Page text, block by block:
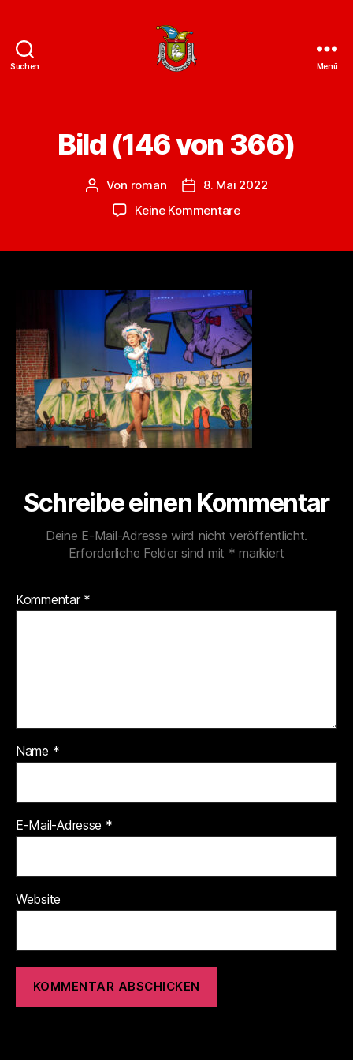
Suchen Menü
Bild (146 von 366)
Beitragsautor
Von roman Veröffentlichungsdatum
8. Mai 2022
Keine Kommentarezu
Schreibe einen Kommentar
Deine E-Mail-Adresse wird nicht veröffentlicht.
Erforderliche Felder sind mit * markiert
Kommentar *
Name *
E-Mail-Adresse *
Website